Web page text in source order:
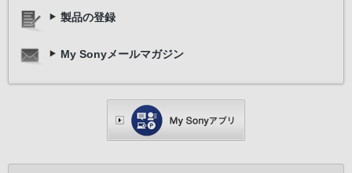
製品の登録
My Sonyメールマガジン